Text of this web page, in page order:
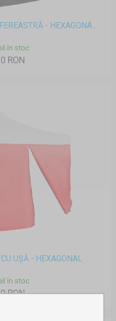
- HEXAGONA...
în stoc
RON
UȘĂ - HEXAGONAL
în stoc
RON